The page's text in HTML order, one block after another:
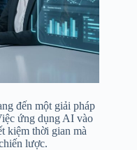
đến một giải pháp
ứng dụng AI vào
kiệm thời gian mà
lược.